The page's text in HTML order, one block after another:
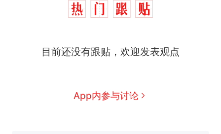
目前还没有跟贴，欢迎发表观点
App内参与讨论
热 那个在床头放菜刀的女孩，
费大厨“全国小炒肉大王”称